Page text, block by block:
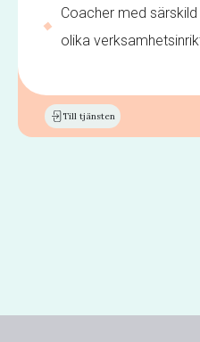
Coacher med
olika
Till tjänsten